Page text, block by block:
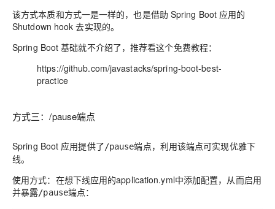
该方式本质和方式一是一样的，也是借助 Spring Boot 应用的
Shutdown hook 去实现的。
Spring Boot 基础就不介绍了，推荐看这个免费教程：
https://github.com/javastacks/spring-boot-best-
practice
方式三：/pause端点
Spring Boot 应用提供了/pause端点，利用该端点可实现优雅下
线。
使用方式：在想下线应用的application.yml中添加配置，从而启用
并暴露/pause端点：